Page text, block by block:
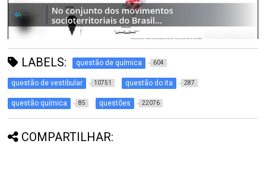
LABELS: questão de química 604
questão de vestibular 10751 questão do ita 287
questão química 85 questões 22076
COMPARTILHAR: